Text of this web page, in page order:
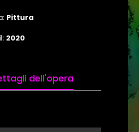
Pittura
2020
dell'opera